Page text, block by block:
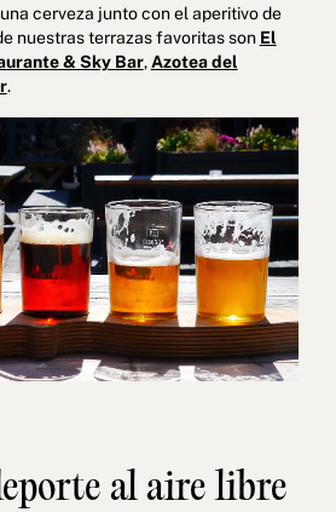
cerveza junto con el aperitivo de
nuestras terrazas favoritas son El
& Sky Bar, Azotea del
.
al aire libre